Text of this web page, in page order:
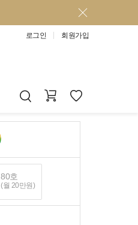
로그인 회원가입
80호
(월 20만원)